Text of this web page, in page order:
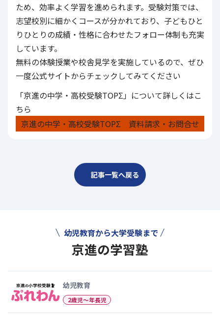
ため、効率よく学習を進められます。受験対策では、
志望校別に細かくコースが分かれており、子どもひと
りひとりの成績・性格に合わせたフォロー体制も充実
しています。
無料の体験授業や校舎見学を実施しているので、ぜひ
一度公式サイトからチェックしてみてください
「京進の中学・高校受験TOPΣ」について詳しくはこ
ちら
京進の中学・高校受験TOPΣ 資料請求・お問合せ
記事一覧へ戻る
幼児教育から大学受験まで
京進の学習塾
幼児教育
2歳児〜年長児